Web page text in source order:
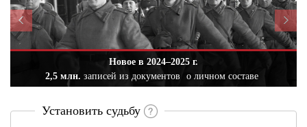
Новое в 2024–2025 г.
2,5 млн. записей из документов о личном составе
Установить судьбу